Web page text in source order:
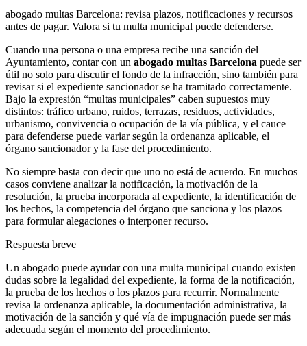
abogado multas Barcelona: revisa plazos, notificaciones y recursos
antes de pagar. Valora si tu multa municipal puede defenderse.
Cuando una persona o una empresa recibe una sanción del
Ayuntamiento, contar con un abogado multas Barcelona puede ser
útil no solo para discutir el fondo de la infracción, sino también para
revisar si el expediente sancionador se ha tramitado correctamente.
Bajo la expresión “multas municipales” caben supuestos muy
distintos: tráfico urbano, ruidos, terrazas, residuos, actividades,
urbanismo, convivencia o ocupación de la vía pública, y el cauce
para defenderse puede variar según la ordenanza aplicable, el
órgano sancionador y la fase del procedimiento.
No siempre basta con decir que uno no está de acuerdo. En muchos
casos conviene analizar la notificación, la motivación de la
resolución, la prueba incorporada al expediente, la identificación de
los hechos, la competencia del órgano que sanciona y los plazos
para formular alegaciones o interponer recurso.
Respuesta breve
Un abogado puede ayudar con una multa municipal cuando existen
dudas sobre la legalidad del expediente, la forma de la notificación,
la prueba de los hechos o los plazos para recurrir. Normalmente
revisa la ordenanza aplicable, la documentación administrativa, la
motivación de la sanción y qué vía de impugnación puede ser más
adecuada según el momento del procedimiento.